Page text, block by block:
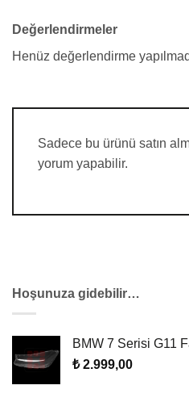
Değerlendirmeler
Henüz değerlendirme
Sadece bu ürünü satın
yorum yapabilir.
Hoşunuza gidebilir…
BMW 7 Serisi G11
₺2.999,00